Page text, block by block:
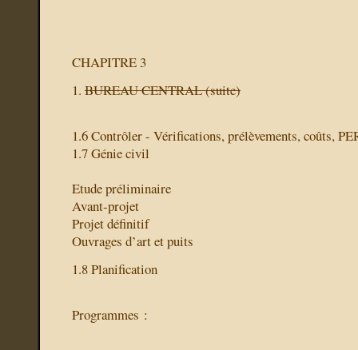
CHAPITRE 3
1. BUREAU CENTRAL (suite)
1.6 Contrôler - Vérifications, prélèvements, coûts,
1.7 Génie civil
Etude préliminaire
Avant-projet
Projet définitif
Ouvrages d’art et puits
1.8 Planification
Programmes :